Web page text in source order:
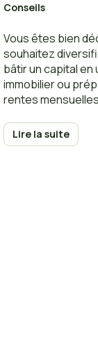
Conseils
Vous êtes bien
souhaitez
bâtir un capital en
immobilier ou
rentes
anticiper toutes
Lire la suite